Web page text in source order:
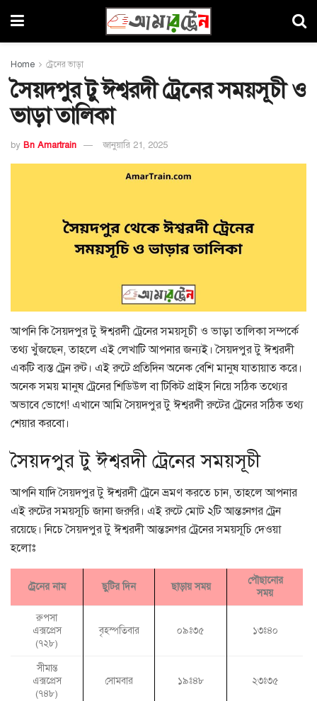
Home ট্রেনের ভাড়া
সৈয়দপুর টু ঈশ্বরদী ট্রেনের সময়সূচী ও
ভাড়া তালিকা
by Bn Amartrain জানুয়ারি 21, 2025
আপনি কি সৈয়দপুর টু ঈশ্বরদী ট্রেনের সময়সূচী ও ভাড়া তালিকা সম্পর্কে
তথ্য খুঁজছেন, তাহলে এই লেখাটি আপনার জন্যই। সৈয়দপুর টু ঈশ্বরদী
একটি ব্যস্ত ট্রেন রুট। এই রুটে প্রতিদিন অনেক বেশি মানুষ যাতায়াত করে।
অনেক সময় মানুষ ট্রেনের শিডিউল বা টিকিট প্রাইস নিয়ে সঠিক তথ্যের
অভাবে ভোগে! এখানে আমি সৈয়দপুর টু ঈশ্বরদী রুটের ট্রেনের সঠিক তথ্য
শেয়ার করবো।
সৈয়দপুর টু ঈশ্বরদী ট্রেনের সময়সূচী
আপনি যাদি সৈয়দপুর টু ঈশ্বরদী ট্রেনে ভ্রমণ করতে চান, তাহলে আপনার
এই রুটের সময়সূচি জানা জরুরি। এই রুটে মোট ২টি আন্তঃনগর ট্রেন
রয়েছে। নিচে সৈয়দপুর টু ঈশ্বরদী আন্তঃনগর ট্রেনের সময়সূচি দেওয়া
হলোঃ
ট্রেনের নাম ছুটির দিন ছাড়ায় সময়
পৌছানোর
সময়
রুপসা
এক্সপ্রেস
(৭২৮)
বৃহস্পতিবার ০৯ঃ৩৫ ১৩ঃ৪০
সীমান্ত
এক্সপ্রেস
(৭৪৮)
সোমবার ১৯ঃ৪৮ ২৩ঃ৩৫